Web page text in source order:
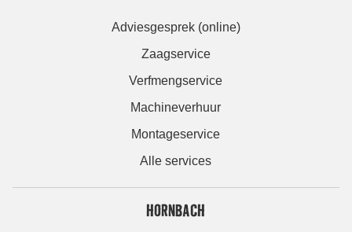
Adviesgesprek (online)
Zaagservice
Verfmengservice
Machineverhuur
Montageservice
Alle services
HORNBACH